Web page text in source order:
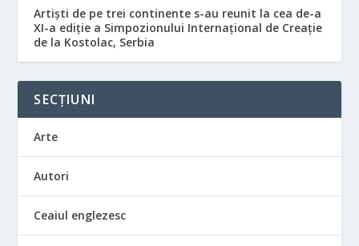
Artiști de pe trei continente s-au reunit la cea de-a
XI-a ediție a Simpozionului Internațional de Creație
de la Kostolac, Serbia
SECȚIUNI
Arte
Autori
Ceaiul englezesc